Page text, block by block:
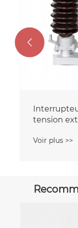
tension
Voir plus >>
